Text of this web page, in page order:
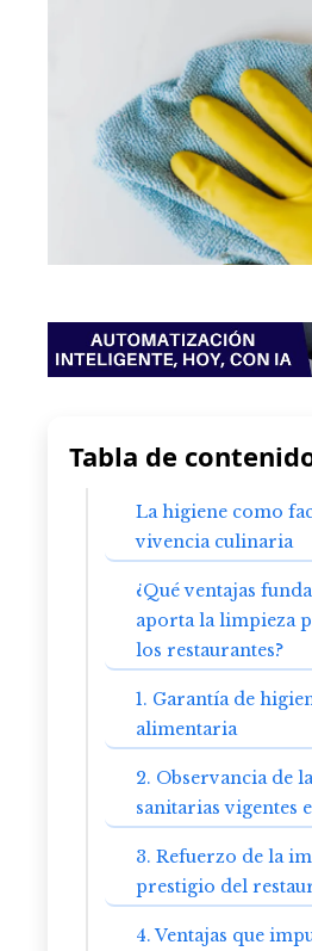
Tabla de
La higiene como
vivencia culinaria
¿Qué ventajas
aporta la limpieza
los restaurantes?
1. Garantía de
alimentaria
2. Observancia de
sanitarias vigentes
3. Refuerzo de la
prestigio del
4. Ventajas que